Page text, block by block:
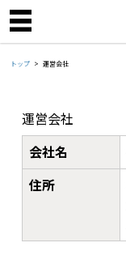
トップ 運営会社
運営会社
会社名
住所